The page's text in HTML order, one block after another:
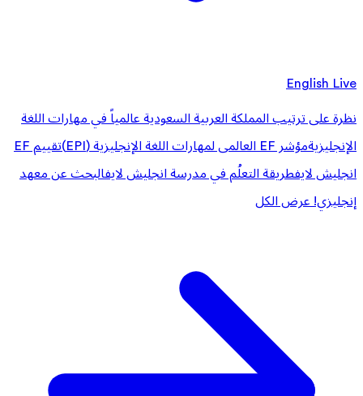
English Live
نظرة على ترتيب المملكة العربية السعودية عالمياً في مهارات اللغة
الإنجليزيةمؤشر EF العالمى لمهارات اللغة الإنجليزية (EPI)
تقييم EF
انجليش لايفطريقة التعلُم في مدرسة انجليش لايفالبحث عن معهد
إنجليزي! عرض الكل